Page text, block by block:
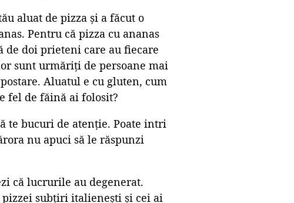
aluat de pizza și a făcut o
Pentru că pizza cu ananas
de doi prieteni care au fiecare
sunt urmăriți de persoane mai
Aluatul e cu gluten, cum
fel de făină ai folosit?
te bucuri de atenție. Poate intri
nu apuci să le răspunzi
că lucrurile au degenerat.
subțiri italienești și cei ai